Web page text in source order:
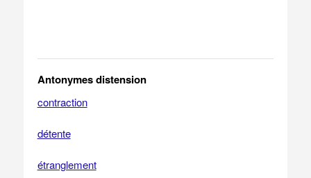
Antonymes distension
contraction
détente
étranglement